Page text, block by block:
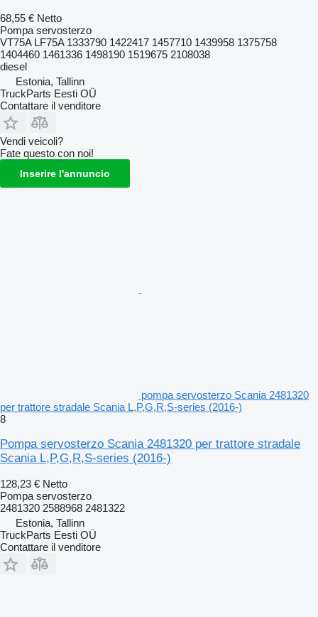
68,55 € Netto
Pompa servosterzo
VT75A LF75A 1333790 1422417 1457710 1439958 1375758
1404460 1461336 1498190 1519675 2108038
diesel
Estonia, Tallinn
TruckParts Eesti OÜ
Contattare il venditore
Vendi veicoli?
Fate questo con noi!
Inserire l'annuncio
pompa servosterzo Scania 2481320
per trattore stradale Scania L,P,G,R,S-series (2016-)
8
Pompa servosterzo Scania 2481320 per trattore stradale
Scania L,P,G,R,S-series (2016-)
128,23 € Netto
Pompa servosterzo
2481320 2588968 2481322
Estonia, Tallinn
TruckParts Eesti OÜ
Contattare il venditore